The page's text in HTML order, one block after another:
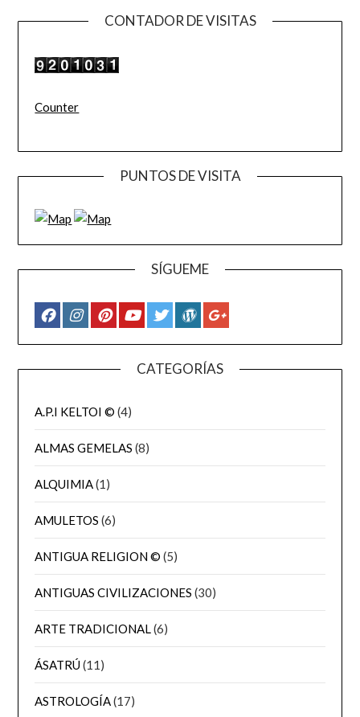
CONTADOR DE VISITAS
Counter
PUNTOS DE VISITA
SÍGUEME
CATEGORÍAS
A.P.I KELTOI © (4)
ALMAS GEMELAS (8)
ALQUIMIA(1)
AMULETOS (6)
ANTIGUA RELIGION © (5)
ANTIGUAS CIVILIZACIONES (30)
ARTE TRADICIONAL(6)
ÁSATRÚ(11)
ASTROLOGÍA(17)